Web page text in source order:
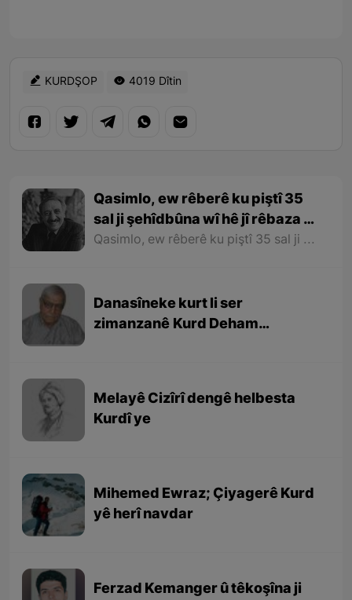
KURDŞOP 4019 Dîtin
Qasimlo, ew rêberê ku piştî 35
sal ji şehîdbûna wî hê jî rêbaza wî
her zîndî ye
Qasimlo, ew rêberê ku piştî 35 sal ji şehîdbûna wî hê jî rêbaza wî her zîndî ye
Danasîneke kurt li ser
zimanzanê Kurd Deham
Melayê Cizîrî dengê helbesta
Kurdî ye
Mihemed Ewraz; Çiyagerê Kurd
yê herî navdar
Ferzad Kemanger û têkoşîna ji